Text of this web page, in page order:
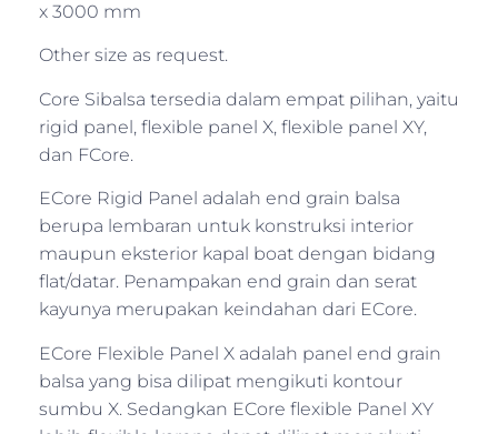
x 3000 mm
Other size as request.
Core Sibalsa tersedia dalam empat pilihan, yaitu
rigid panel, flexible panel X, flexible panel XY,
dan FCore.
ECore Rigid Panel adalah end grain balsa
berupa lembaran untuk konstruksi interior
maupun eksterior kapal boat dengan bidang
flat/datar. Penampakan end grain dan serat
kayunya merupakan keindahan dari ECore.
ECore Flexible Panel X adalah panel end grain
balsa yang bisa dilipat mengikuti kontour
sumbu X. Sedangkan ECore flexible Panel XY